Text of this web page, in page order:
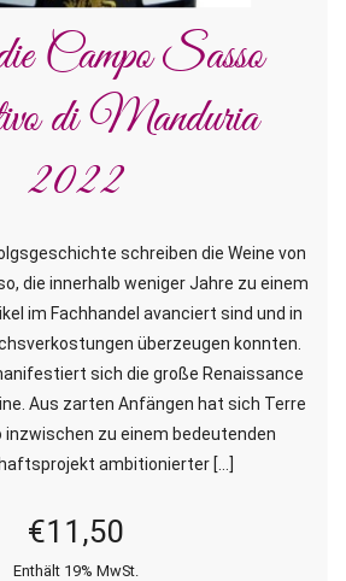
Campo Sasso
di Manduria
2022
schreiben die Weine von
die innerhalb weniger Jahre zu einem
im Fachhandel avanciert sind und in
überzeugen konnten.
sich die große Renaissance
Aus zarten Anfängen hat sich Terre
inzwischen zu einem bedeutenden
ambitionierter […]
€11,50
Enthält 19% MwSt.